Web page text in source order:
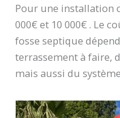
Pour une installation
000€ et 10 000€ . Le
fosse septique
terrassement à faire,
mais aussi du